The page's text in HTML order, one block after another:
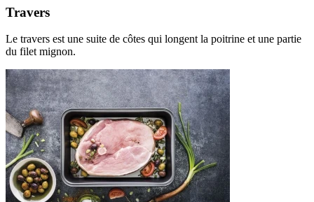
Travers
Le travers est une suite de côtes qui longent la poitrine et une partie
du filet mignon.